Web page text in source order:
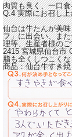
肉質も良く、一口
Q.4 実際にお召し
仙台は牛たんが美
フ」に出会い、ま
理等、生産者様の
2415 宮城県仙台市
脂も全くしつこく
商品：仙台牛すき